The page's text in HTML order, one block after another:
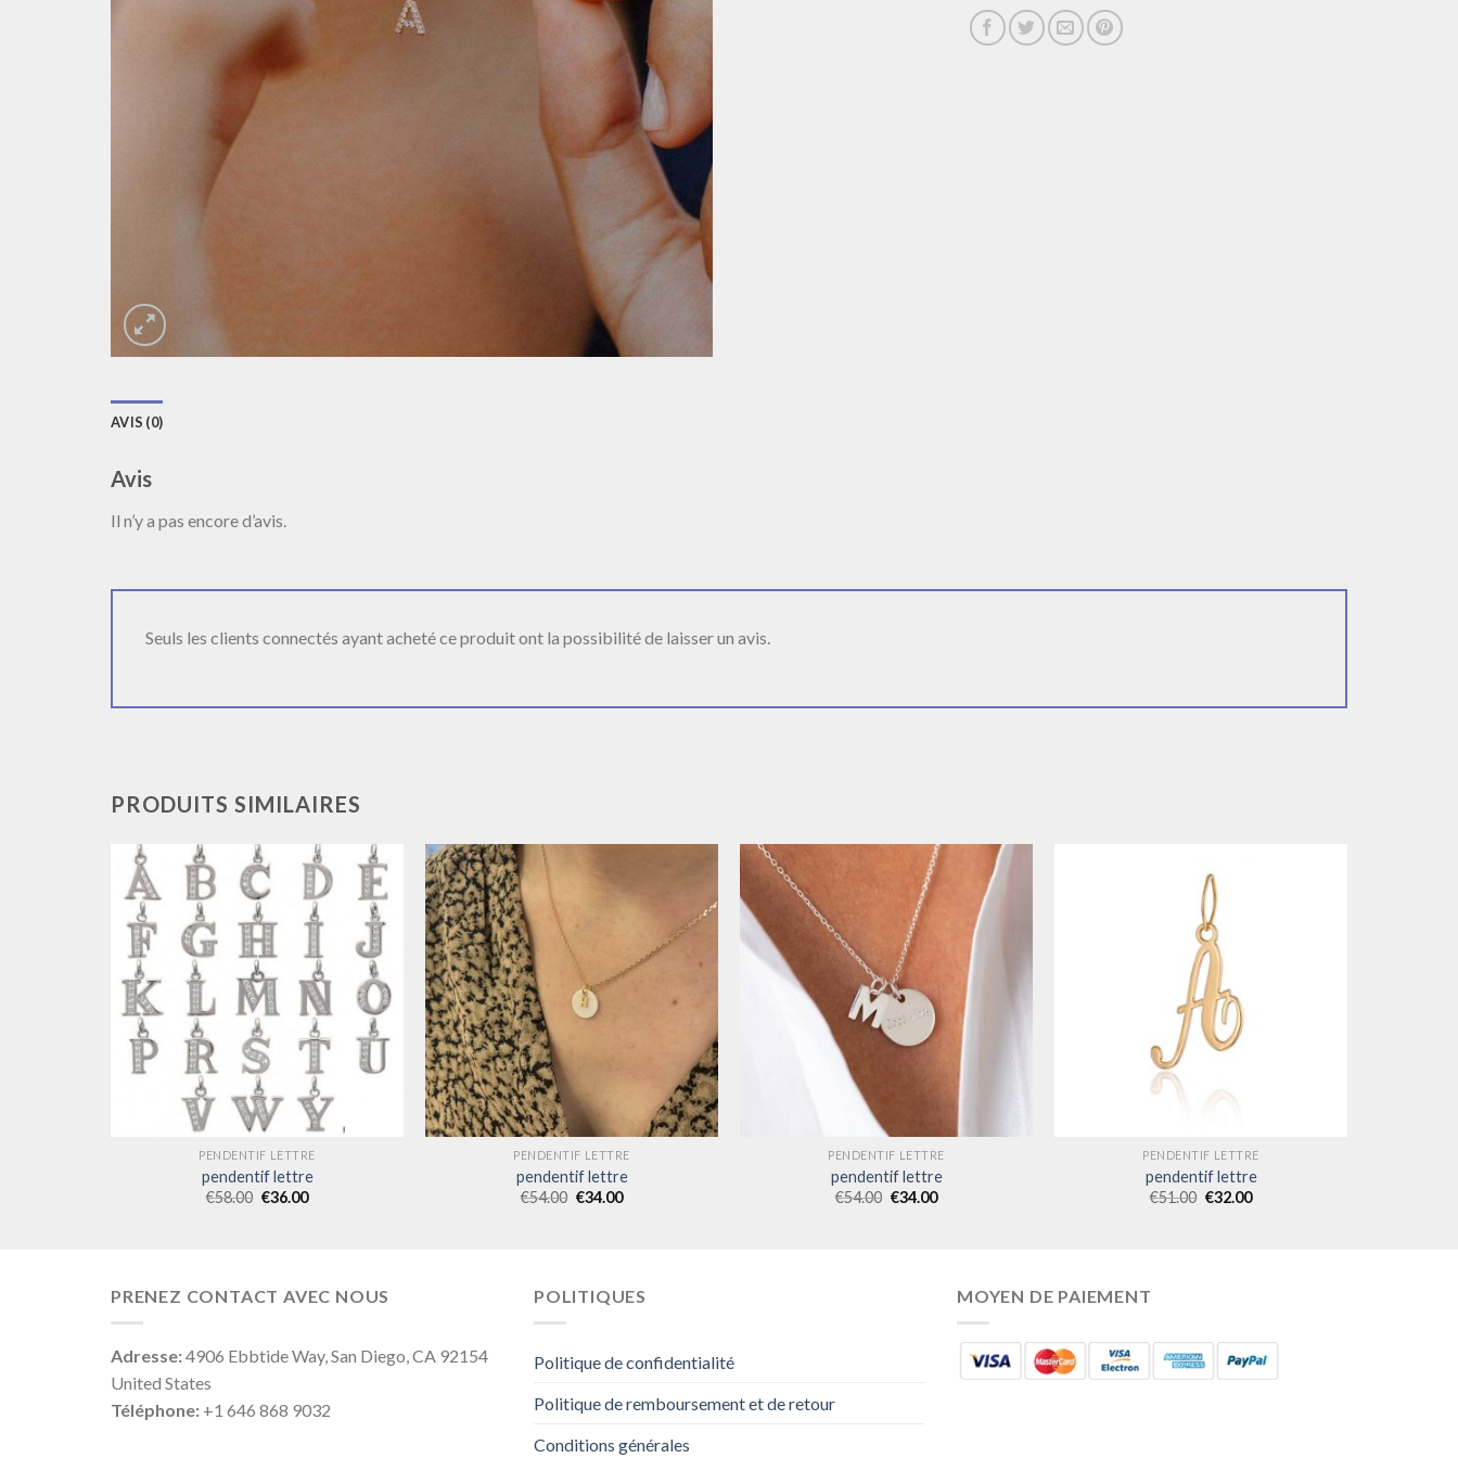
AVIS (0)
Avis
Il n’y a pas encore d’avis.
Seuls les clients connectés ayant acheté ce produit ont la possibilité de laisser un avis.
PRODUITS SIMILAIRES
PENDENTIF LETTRE
pendentif lettre
€58.00 €36.00
PENDENTIF LETTRE
pendentif lettre
€54.00 €34.00
PENDENTIF LETTRE
pendentif lettre
€54.00 €34.00
PENDENTIF LETTRE
pendentif lettre
€51.00 €32.00
PRENEZ CONTACT AVEC NOUS
Adresse:4906 Ebbtide Way, San Diego, CA 92154
United States
Téléphone: +1 646 868 9032
POLITIQUES
Politique de confidentialité
Politique de remboursement et de retour
Conditions générales
MOYEN DE PAIEMENT